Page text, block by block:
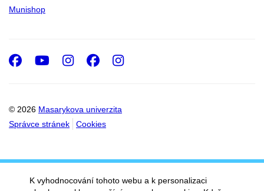
Munishop
© 2026 Masarykova univerzita
Správce stránek
Cookies
Facebook
Youtube
Instagram
Facebook
Instagram
K vyhodnocování tohoto webu a k personalizaci